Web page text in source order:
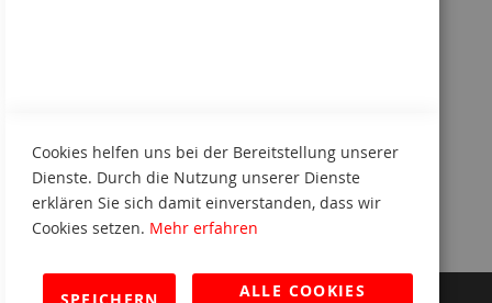
Kennenlern-Paket anfordern
Cookies helfen uns bei der Bereitstellung unserer
Dienste. Durch die Nutzung unserer Dienste
erklären Sie sich damit einverstanden, dass wir
Cookies setzen. Mehr erfahren
ALLE COOKIES